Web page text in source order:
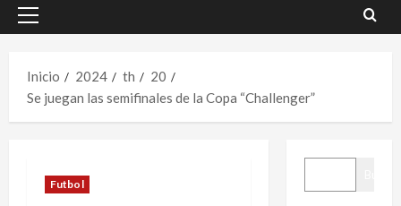
Menú
Inicio
2024 th
20
Se juegan las semifinales de la Copa “Challenger”
Futbol